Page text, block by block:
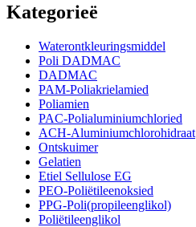
Kategorieë
Waterontkleuringsmiddel
Poli DADMAC
DADMAC
PAM-Poliakrielamied
Poliamien
PAC-Polialuminiumchloried
ACH-Aluminiumchlorohidraat
Ontskuimer
Gelatien
Etiel Sellulose EG
PEO-Poliëtileenoksied
PPG-Poli(propileenglikol)
Poliëtileenglikol